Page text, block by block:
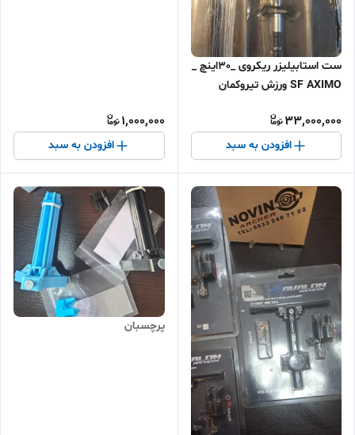
ست استابیلیزر ریکروی _30اینچ _
SF AXIMO ورزش تیروکمان
33,000,000
افزودن به سبد
1,000,000
افزودن به سبد
پرچسبان